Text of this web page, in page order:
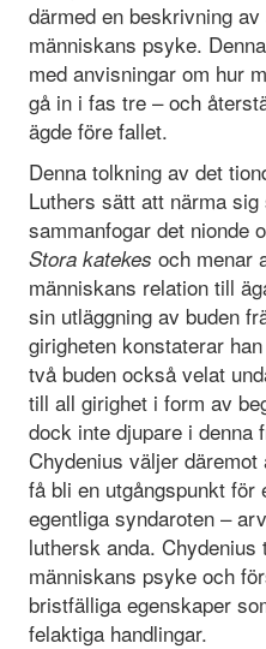
därmed en beskrivning
människans psyke.
med anvisningar om hur
gå in i fas tre – och
ägde före fallet.
Denna tolkning av det
Luthers sätt att närma
sammanfogar det nionde
Stora katekes och menar
människans relation till
sin utläggning av buden
girigheten konstaterar
två buden också velat
till all girighet i form av
dock inte djupare i denna
Chydenius väljer
få bli en utgångspunkt för
egentliga syndaroten –
luthersk anda.
människans psyke och
bristfälliga egenskaper
felaktiga handlingar.